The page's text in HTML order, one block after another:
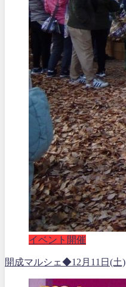
イベント開催
開成マルシェ◆12月11日(土)